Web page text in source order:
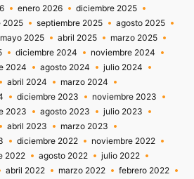
enero 2026
diciembre 2025
2025 septiembre 2025
agosto 2025
mayo 2025 abril 2025
marzo 2025
diciembre 2024
noviembre 2024
2024 agosto 2024
julio 2024
abril 2024
marzo 2024
diciembre 2023
noviembre 2023
2023 agosto 2023
julio 2023
abril 2023
marzo 2023
diciembre 2022
noviembre 2022
2022 agosto 2022
julio 2022
abril 2022 marzo 2022
febrero 2022